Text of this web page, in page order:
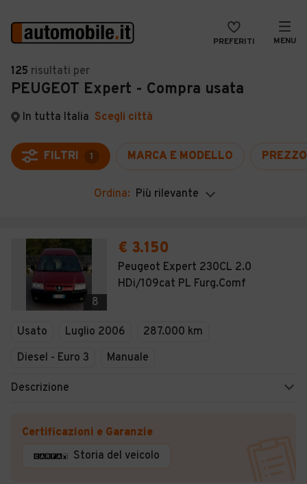
PREFERITI MENU
Auto
Auto usate
Auto Km 0
Auto Nuove
Noleggio a lungo termine
Moto
Camper
Veicoli Commerciali
VENDI
MAGAZINE
ACCEDI
125 risultati per
PEUGEOT Expert - Compra usata
In tutta Italia Scegli città
FILTRI 1 MARCA E MODELLO PREZZO
Ordina: Più rilevante
8
€ 3.150
Peugeot Expert 230CL 2.0
HDi/109cat PL Furg.Comf
Usato Luglio 2006
287.000 km
Diesel - Euro 3
Manuale
Descrizione
Certificazioni e Garanzie
Storia del veicolo